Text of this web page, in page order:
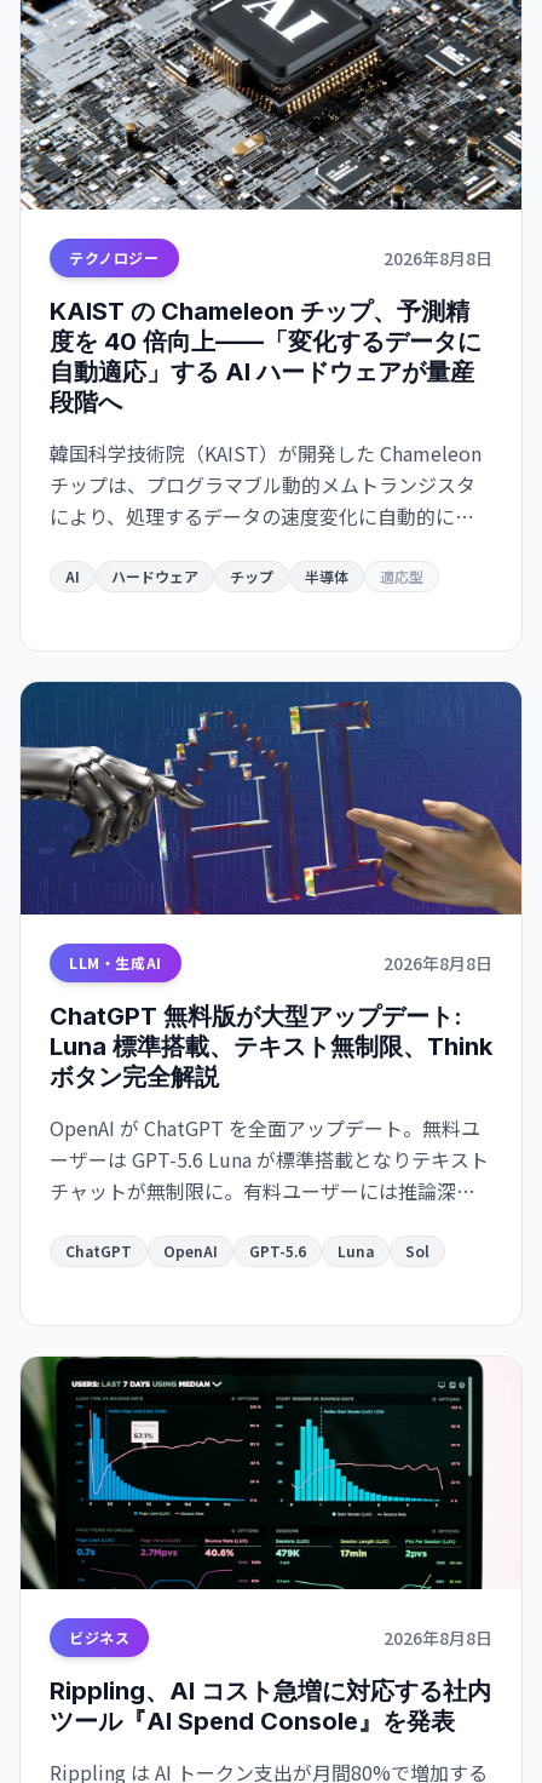
テクノロジー 2026年8月8日
KAIST の Chameleon チップ、予測精
度を 40 倍向上——「変化するデータに
自動適応」する AI ハードウェアが量産
段階へ
韓国科学技術院（KAIST）が開発した Chameleon
チップは、プログラマブル動的メムトランジスタ
により、処理するデータの速度変化に自動的に適
互換で量産化が可能。ウェアラブル・自動運転・
AI ハードウェア チップ 半導体 適応型
LLM・生成AI 2026年8月8日
ChatGPT 無料版が大型アップデート:
Luna 標準搭載、テキスト無制限、Think
ボタン完全解説
OpenAI が ChatGPT を全面アップデート。無料ユ
ーザーは GPT-5.6 Luna が標準搭載となりテキスト
チャットが無制限に。有料ユーザーには推論深度
が変わったか、Think ボタンの使い方、Luna と
ChatGPT OpenAI GPT-5.6 Luna Sol
ビジネス 2026年8月8日
Rippling、AI コスト急増に対応する社内
ツール『AI Spend Console』を発表
Rippling は AI トークン支出が月間80%で増加する